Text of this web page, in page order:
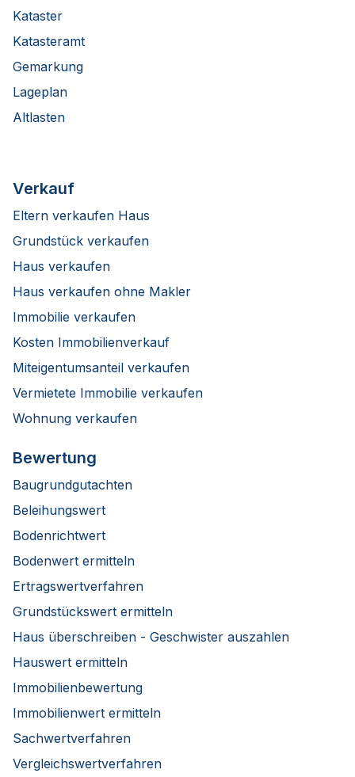
Kataster
Katasteramt
Gemarkung
Lageplan
Altlasten
Verkauf
Eltern verkaufen Haus
Grundstück verkaufen
Haus verkaufen
Haus verkaufen ohne Makler
Immobilie verkaufen
Kosten Immobilienverkauf
Miteigentumsanteil verkaufen
Vermietete Immobilie verkaufen
Wohnung verkaufen
Bewertung
Baugrundgutachten
Beleihungswert
Bodenrichtwert
Bodenwert ermitteln
Ertragswertverfahren
Grundstückswert ermitteln
Haus überschreiben - Geschwister auszahlen
Hauswert ermitteln
Immobilienbewertung
Immobilienwert ermitteln
Sachwertverfahren
Vergleichswertverfahren